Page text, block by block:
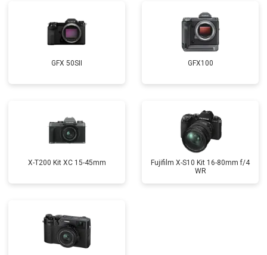
GFX 50SII GFX100
X-T200 Kit XC 15-45mm
Fujifilm X-S10 Kit 16-80mm f/4
WR